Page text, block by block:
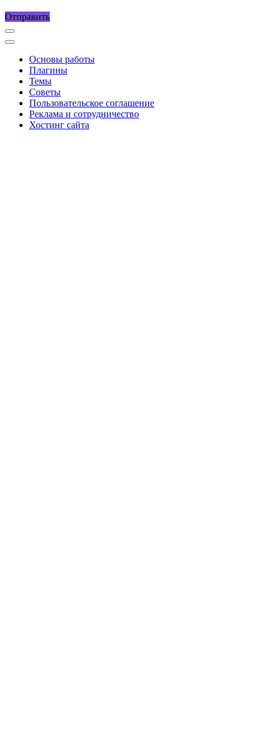
Отправить
Основы работы
Плагины
Темы
Советы
Пользовательское соглашение
Реклама и сотрудничество
Хостинг сайта